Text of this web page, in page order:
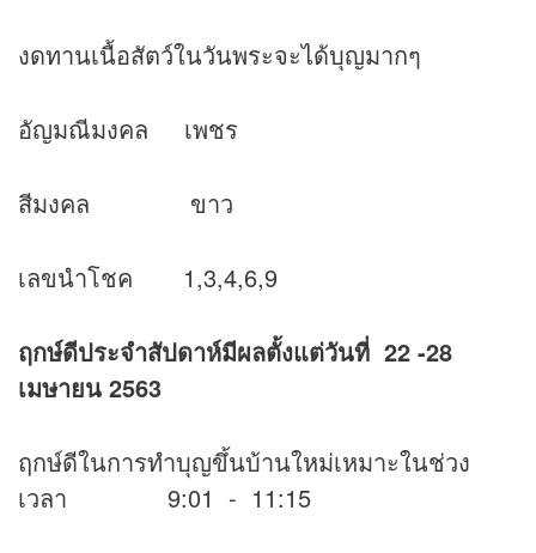
งดทานเนื้อสัตว์ในวันพระจะได้บุญมากๆ
อัญมณีมงคล เพชร
สีมงคล ขาว
เลขนำโชค 1,3,4,6,9
ฤกษ์ดีประจำสัปดาห์มีผลตั้งแต่วันที่ 22 -28
เมษายน 2563
ฤกษ์ดีในการทำบุญขึ้นบ้านใหม่เหมาะในช่วง
เวลา 9:01 - 11:15